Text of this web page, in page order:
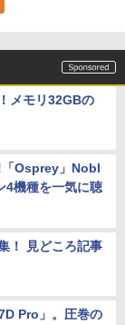
メモリ32GBの
「Osprey」Nobl
4機種を一気に聴
！ 見どころ記事
Pro」。圧巻の